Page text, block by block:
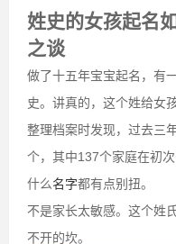
姓史的女孩起名
之谈
做了十五年宝宝起名，
史。讲真的，这个姓给女
整理档案时发现，过去三
个，其中137个家庭在初
什么名字都有点别扭。
不是家长太敏感。这个姓
不开的坎。